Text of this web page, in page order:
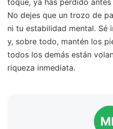
toque, ya has perdido
No dejes que un trozo de
ni tu estabilidad mental. Sé
y, sobre todo, mantén los
todos los demás están
riqueza inmediata.